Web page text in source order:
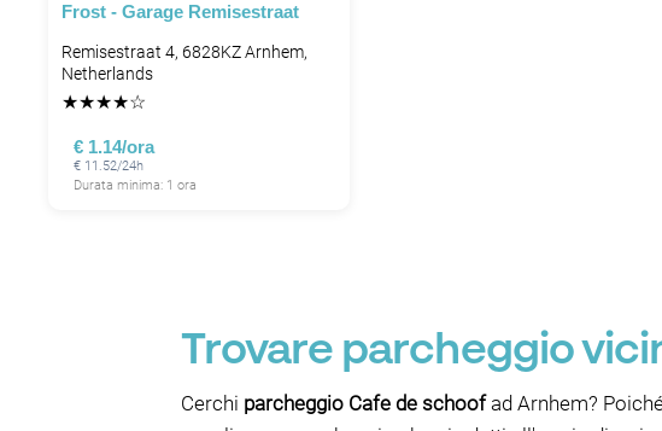
Frost - Garage Remisestraat
Remisestraat 4, 6828KZ Arnhem,
Netherlands
★★★★☆
€ 1.14/ora
€ 11.52/24h
Durata minima: 1 ora
Trovare parcheggio
Cerchi parcheggio Cafe de schoofad Arnhem?